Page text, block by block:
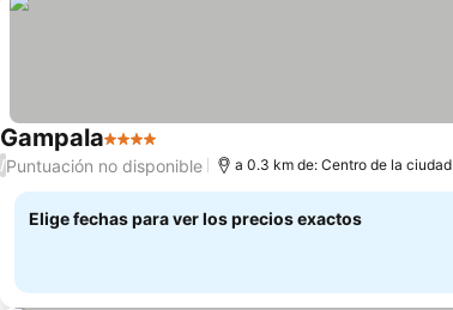
Gampala4 EstrellasVer precios
/Puntuación no disponible a 0.3 km de: Centro de la ciudad
Elige fechas para ver los precios exactos